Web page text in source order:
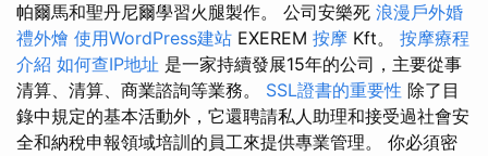
帕爾馬和聖丹尼爾學習火腿製作。 公司安樂死 浪漫戶外婚
禮外燴 使用WordPress建站 EXEREM 按摩 Kft。 按摩療程
介紹 如何查IP地址 是一家持續發展15年的公司，主要從事
清算、清算、商業諮詢等業務。 SSL證書的重要性 除了目
錄中規定的基本活動外，它還聘請私人助理和接受過社會安
全和納稅申報領域培訓的員工來提供專業管理。 你必須密